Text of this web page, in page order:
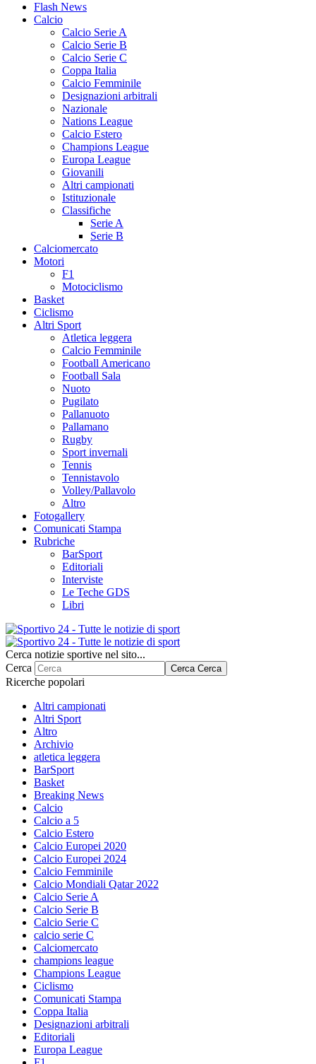
Flash News
Calcio
Calcio Serie A
Calcio Serie B
Calcio Serie C
Coppa Italia
Calcio Femminile
Designazioni arbitrali
Nazionale
Nations League
Calcio Estero
Champions League
Europa League
Giovanili
Altri campionati
Istituzionale
Classifiche
Serie A
Serie B
Calciomercato
Motori
F1
Motociclismo
Basket
Ciclismo
Altri Sport
Atletica leggera
Calcio Femminile
Football Americano
Football Sala
Nuoto
Pugilato
Pallanuoto
Pallamano
Rugby
Sport invernali
Tennis
Tennistavolo
Volley/Pallavolo
Altro
Fotogallery
Comunicati Stampa
Rubriche
BarSport
Editoriali
Interviste
Le Teche GDS
Libri
Cerca notizie sportive nel sito...
Cerca
Cerca Cerca
Ricerche popolari
Altri campionati
Altri Sport
Altro
Archivio
atletica leggera
BarSport
Basket
Breaking News
Calcio
Calcio a 5
Calcio Estero
Calcio Europei 2020
Calcio Europei 2024
Calcio Femminile
Calcio Mondiali Qatar 2022
Calcio Serie A
Calcio Serie B
Calcio Serie C
calcio serie C
Calciomercato
champions league
Champions League
Ciclismo
Comunicati Stampa
Coppa Italia
Designazioni arbitrali
Editoriali
Europa League